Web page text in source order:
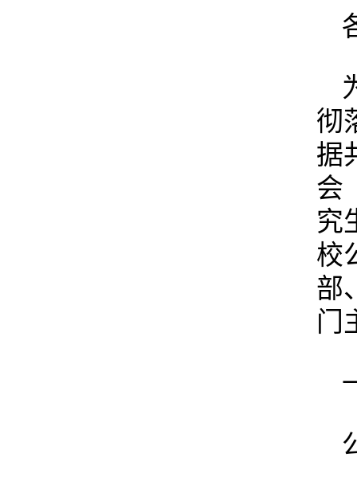
彻
据
会
究
校
部
门